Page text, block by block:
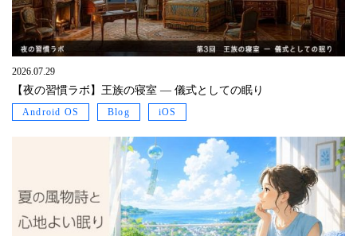
2026.07.29
【夜の習慣ラボ】王族の寝室 ― 儀式としての眠り
Android OS Blog iOS